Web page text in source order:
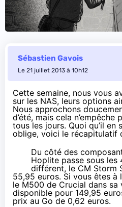
Sébastien Gavois
Le 21 juillet 2013 à 10h12
Cette semaine, nous vous
sur les NAS, leurs options
Nous approchons
d’été, mais cela n’empêche
tous les jours. Quoi qu’il en
oblige, voici le récapitulatif
Du côté des
Hoplite passe sous les
différent, le CM Storm
55,95 euros. Si vous êtes à
le M500 de Crucial dans
disponible pour 149,95
prix au Go de 0,62 euros.